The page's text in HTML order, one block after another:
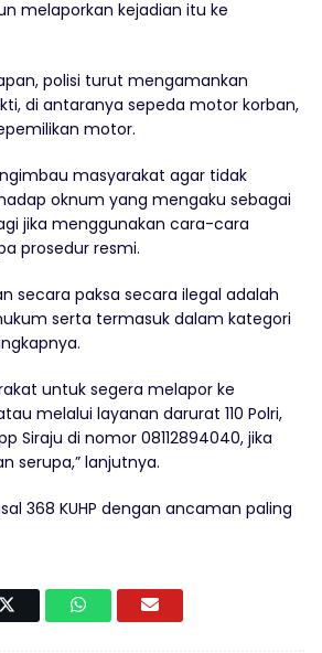
melaporkan kejadian itu ke
polisi turut mengamankan
di antaranya sepeda motor korban,
motor.
masyarakat agar tidak
oknum yang mengaku sebagai
jika menggunakan cara-cara
prosedur resmi.
secara paksa secara ilegal adalah
serta termasuk dalam kategori
untuk segera melapor ke
melalui layanan darurat 110 Polri,
Siraju di nomor 08112894040, jika
serupa,” lanjutnya.
368 KUHP dengan ancaman paling